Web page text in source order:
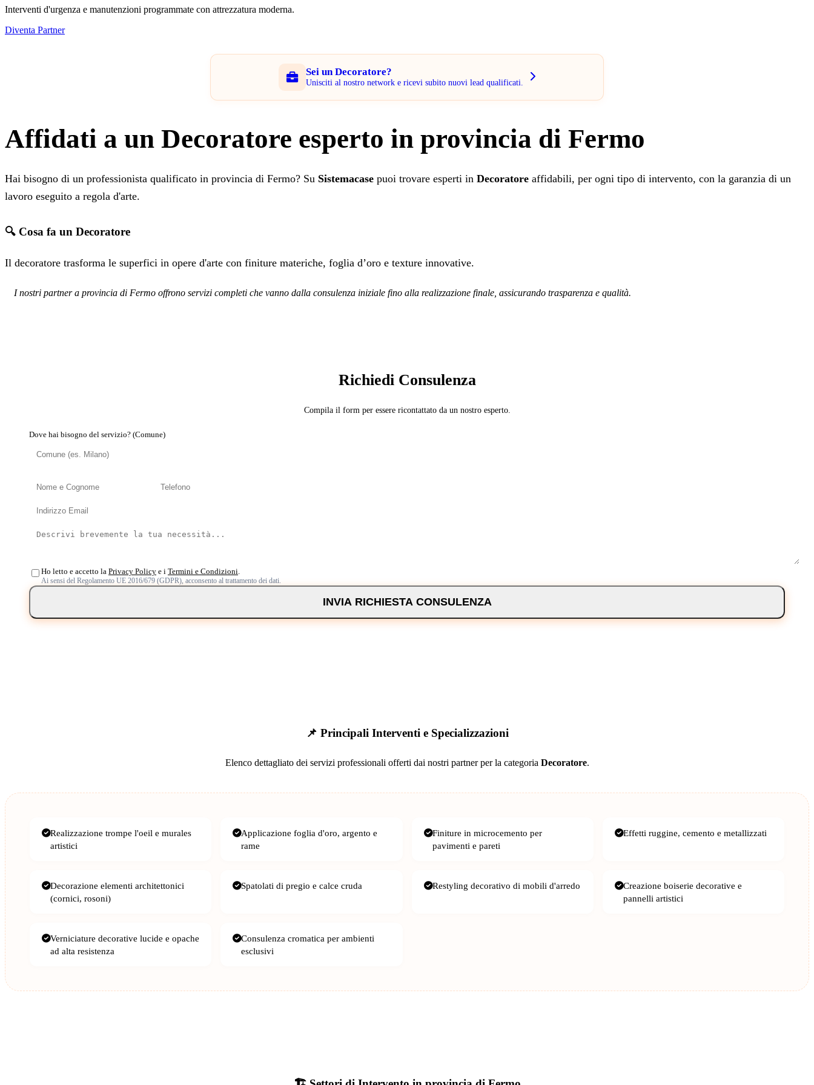
Interventi d'urgenza e manutenzioni programmate con attrezzatura moderna.
Diventa Partner
Sei un Decoratore?
Unisciti al nostro network e ricevi subito nuovi lead qualificati.
Affidati a un Decoratore esperto in provincia di Fermo
Hai bisogno di un professionista qualificato in provincia di Fermo? Su Sistemacase puoi trovare esperti in Decoratore affidabili, per ogni tipo di intervento, con la garanzia di un
lavoro eseguito a regola d'arte.
🔍 Cosa fa un Decoratore
Il decoratore trasforma le superfici in opere d'arte con finiture materiche, foglia d’oro e texture innovative.
I nostri partner a provincia di Fermo offrono servizi completi che vanno dalla consulenza iniziale fino alla realizzazione finale, assicurando trasparenza e qualità.
Richiedi Consulenza
Compila il form per essere ricontattato da un nostro esperto.
Dove hai bisogno del servizio? (Comune)
Ho letto e accetto la Privacy Policy e i Termini e Condizioni
Ai sensi del Regolamento UE 2016/679 (GDPR), acconsento al trattamento dei dati.
INVIA RICHIESTA CONSULENZA
📌 Principali Interventi e Specializzazioni
Elenco dettagliato dei servizi professionali offerti dai nostri partner per la categoria Decoratore.
Realizzazione trompe l'oeil e murales
artistici
Applicazione foglia d'oro, argento e
rame
Finiture in microcemento per
pavimenti e pareti
Effetti ruggine, cemento e metallizzati
Decorazione elementi architettonici
(cornici, rosoni)
Spatolati di pregio e calce cruda Restyling decorativo di mobili d'arredo
Creazione boiserie decorative e
pannelli artistici
Verniciature decorative lucide e opache
ad alta resistenza
Consulenza cromatica per ambienti
esclusivi